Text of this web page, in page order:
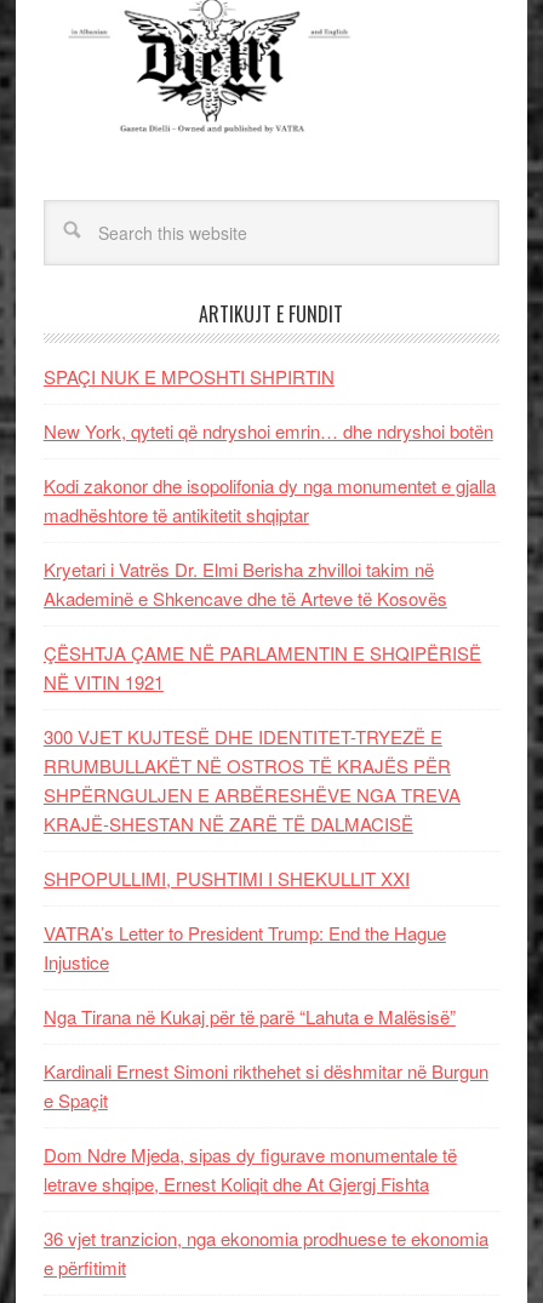
ARTIKUJT E FUNDIT
SPAÇI NUK E MPOSHTI SHPIRTIN
New York, qyteti që ndryshoi emrin… dhe ndryshoi botën
Kodi zakonor dhe isopolifonia dy nga monumentet e gjalla
madhështore të antikitetit shqiptar
Kryetari i Vatrës Dr. Elmi Berisha zhvilloi takim në
Akademinë e Shkencave dhe të Arteve të Kosovës
ÇËSHTJA ÇAME NË PARLAMENTIN E SHQIPËRISË
NË VITIN 1921
300 VJET KUJTESË DHE IDENTITET-TRYEZË E
RRUMBULLAKËT NË OSTROS TË KRAJËS PËR
SHPËRNGULJEN E ARBËRESHËVE NGA TREVA
KRAJË-SHESTAN NË ZARË TË DALMACISË
SHPOPULLIMI, PUSHTIMI I SHEKULLIT XXI
VATRA’s Letter to President Trump: End the Hague
Injustice
Nga Tirana në Kukaj për të parë “Lahuta e Malësisë”
Kardinali Ernest Simoni rikthehet si dëshmitar në Burgun
e Spaçit
Dom Ndre Mjeda, sipas dy figurave monumentale të
letrave shqipe, Ernest Koliqit dhe At Gjergj Fishta
36 vjet tranzicion, nga ekonomia prodhuese te ekonomia
e përfitimit